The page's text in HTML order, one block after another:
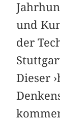
und
der
Dieser